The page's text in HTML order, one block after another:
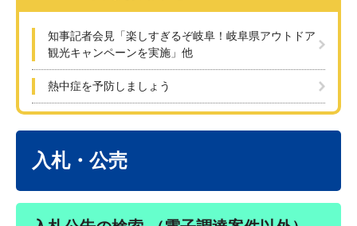
知事記者会見「楽しすぎるぞ岐阜！岐阜県アウトドア
観光キャンペーンを実施」他
熱中症を予防しましょう
入札・公売